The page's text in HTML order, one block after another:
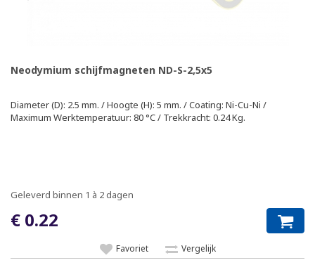
Neodymium schijfmagneten ND-S-2,5x5
Diameter (D): 2.5 mm. / Hoogte (H): 5 mm. / Coating: Ni-Cu-Ni /
Maximum Werktemperatuur: 80 °C / Trekkracht: 0.24 Kg.
Geleverd binnen 1 à 2 dagen
€ 0.22
Favoriet Vergelijk